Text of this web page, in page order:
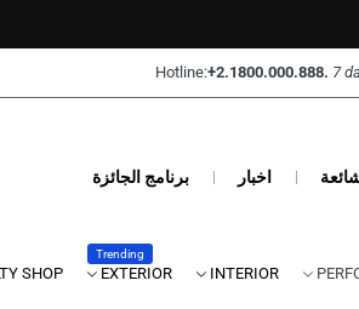
Hotline:+2.1800.000.888. 7
اخبار برنامج الجائزة
INTERIOR
EXTERIOR
Trending
SHOP